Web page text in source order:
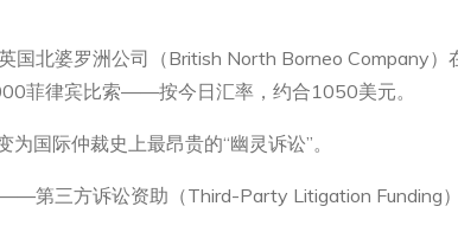
国北婆罗洲公司（British North Borneo Company
菲律宾比索——按今日汇率，约合1050美元。
国际仲裁史上最昂贵的“幽灵诉讼”。
第三方诉讼资助（Third-Party Litigation